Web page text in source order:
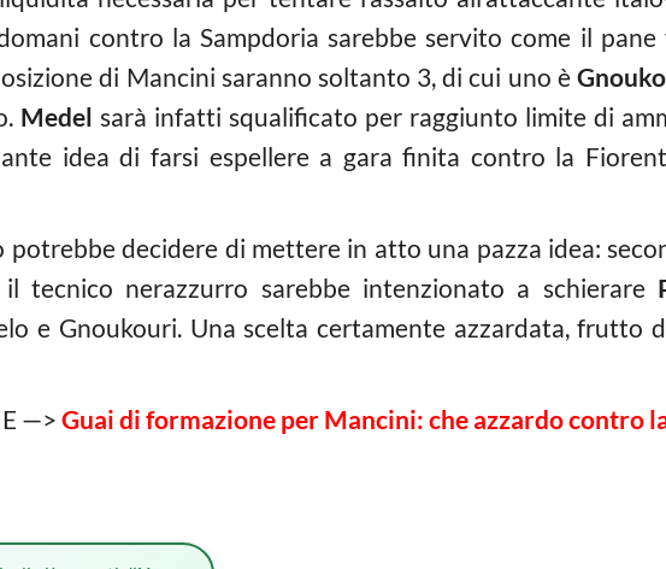
contro la Sampdoria sarebbe servito come il
di Mancini saranno soltanto 3, di cui uno è
Medel sarà infatti squalificato per raggiunto limite di
idea di farsi espellere a gara finita contro la
potrebbe decidere di mettere in atto una pazza idea:
il tecnico nerazzurro sarebbe intenzionato a schierare
e Gnoukouri. Una scelta certamente azzardata, frutto
—> Guai di formazione per Mancini: che azzardo contro